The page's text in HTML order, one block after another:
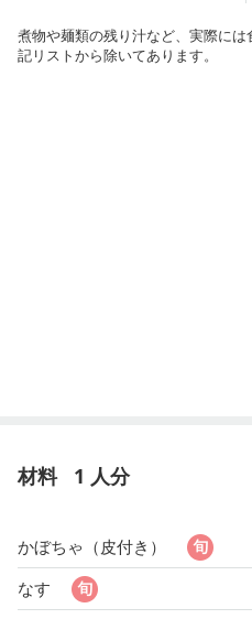
煮物や麺類の残り汁など、実際に
記リストから除いてあります。
材料 1 人分
かぼちゃ（皮付き）
なす